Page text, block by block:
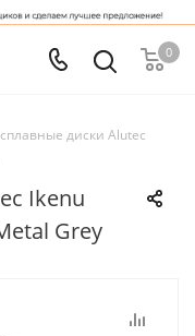
0
диски Alutec
Ikenu
Grey